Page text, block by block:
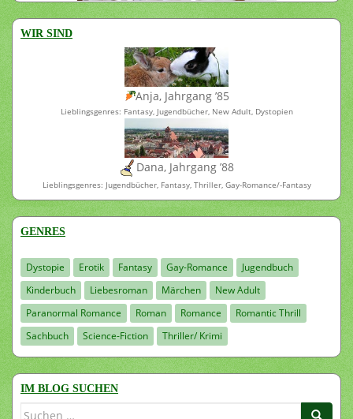
WIR SIND
Anja, Jahrgang ’85
Lieblingsgenres: Fantasy, Jugendbücher, New Adult, Dystopien
Dana, Jahrgang ’88
Lieblingsgenres: Jugendbücher, Fantasy, Thriller, Gay-Romance/-Fantasy
GENRES
Dystopie Erotik Fantasy Gay-Romance
Jugendbuch
Kinderbuch
Liebesroman Märchen
New Adult
Paranormal Romance
Roman Romance
Romantic Thrill
Sachbuch
Science-Fiction Thriller/ Krimi
IM BLOG SUCHEN
Suchen